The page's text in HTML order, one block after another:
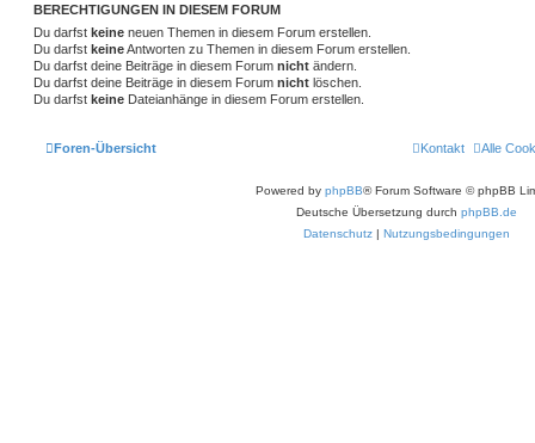
BERECHTIGUNGEN IN DIESEM FORUM
Du darfst keine neuen Themen in diesem Forum erstellen.
Du darfst keineAntworten zu Themen in diesem Forum erstellen.
Du darfst deine Beiträge in diesem Forum nicht ändern.
Du darfst deine Beiträge in diesem Forum nicht löschen.
Du darfst keine Dateianhänge in diesem Forum erstellen.
Foren-Übersicht Alle
Kontakt
Powered by phpBB® Forum Software © phpBB
Deutsche Übersetzung durch phpBB.de
Datenschutz | Nutzungsbedingungen